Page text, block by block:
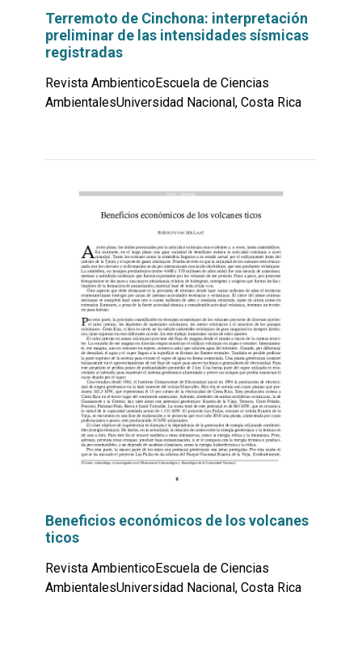
Terremoto de Cinchona: interpretación
preliminar de las intensidades sísmicas
registradas
Revista AmbienticoEscuela de Ciencias
AmbientalesUniversidad Nacional, Costa Rica
Beneficios económicos de los volcanes
ticos
Revista AmbienticoEscuela de Ciencias
AmbientalesUniversidad Nacional, Costa Rica